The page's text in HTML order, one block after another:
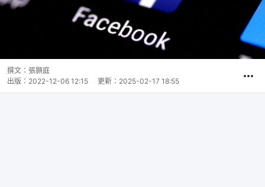
撰文： 張顥庭
出版： 2022-12-06 12:15 更新： 2025-02-17 18:55